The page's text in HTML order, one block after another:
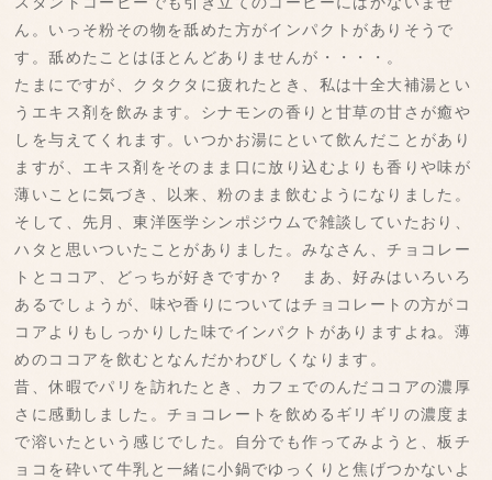
ん。いっそ粉その物を舐めた方がインパクトがありそうで
す。舐めたことはほとんどありませんが・・・・。
たまにですが、クタクタに疲れたとき、私は十全大補湯とい
うエキス剤を飲みます。シナモンの香りと甘草の甘さが癒や
しを与えてくれます。いつかお湯にといて飲んだことがあり
ますが、エキス剤をそのまま口に放り込むよりも香りや味が
薄いことに気づき、以来、粉のまま飲むようになりました。
そして、先月、東洋医学シンポジウムで雑談していたおり、
ハタと思いついたことがありました。みなさん、チョコレー
トとココア、どっちが好きですか？ まあ、好みはいろいろ
あるでしょうが、味や香りについてはチョコレートの方がコ
コアよりもしっかりした味でインパクトがありますよね。薄
めのココアを飲むとなんだかわびしくなります。
昔、休暇でパリを訪れたとき、カフェでのんだココアの濃厚
さに感動しました。チョコレートを飲めるギリギリの濃度ま
で溶いたという感じでした。自分でも作ってみようと、板チ
ョコを砕いて牛乳と一緒に小鍋でゆっくりと焦げつかないよ